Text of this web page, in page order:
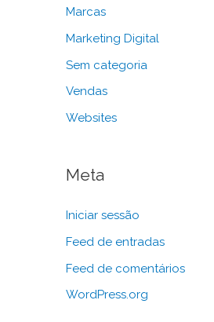
Marcas
Marketing Digital
Sem categoria
Vendas
Websites
Meta
Iniciar sessão
Feed de entradas
Feed de comentários
WordPress.org